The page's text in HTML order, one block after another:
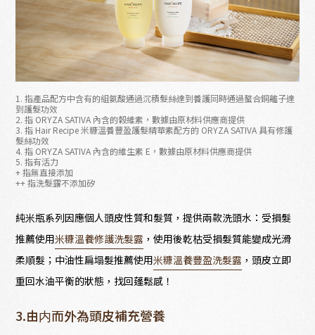
1. 指產品配方中含有的組氨酸通過沉積髮絲達到養護同時通過螯合銅離子達
到護髮功效
2. 指 ORYZA SATIVA 內含的穀維素，數據由原材料供應商提供
3. 指 Hair Recipe 米糠溫養豐盈護髮精華素配方的 ORYZA SATIVA 具有修護
髮絲功效
4. 指 ORYZA SATIVA 內含的維生素 E，數據由原材料供應商提供
5. 指有活力
+ 指無直接添加
++ 指洗髮露不添加矽
純米瓶系列因應個人頭皮性質和髮質，提供兩款洗頭水：受損髮
推薦使用米糠溫養修護洗髮露 ，使用後乾枯受損髮質能變成光滑
柔順髮；中油性扁塌髮推薦使用米糠溫養豐盈洗髮露 ，頭皮立即
重回水油平衡的狀態，找回蓬鬆感！
3.由内而外為頭皮補充營養